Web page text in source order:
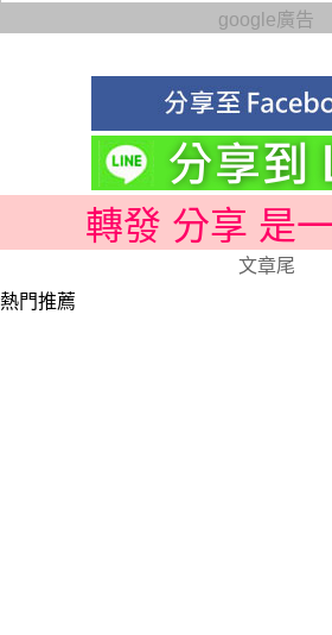
google廣告
轉發 分享 是
文章尾
熱門推薦